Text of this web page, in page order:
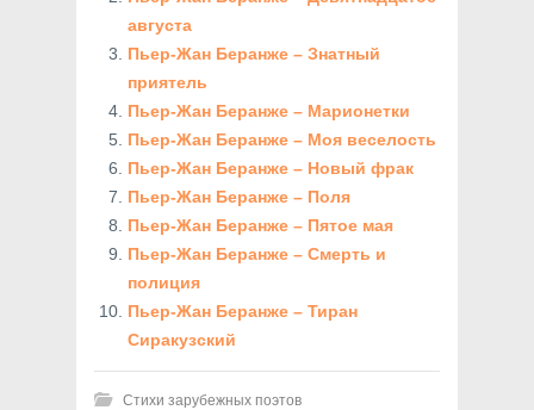
августа
Пьер-Жан Беранже – Знатный
приятель
Пьер-Жан Беранже – Марионетки
Пьер-Жан Беранже – Моя веселость
Пьер-Жан Беранже – Новый фрак
Пьер-Жан Беранже – Поля
Пьер-Жан Беранже – Пятое мая
Пьер-Жан Беранже – Смерть и
полиция
Пьер-Жан Беранже – Тиран
Сиракузский
Стихи зарубежных поэтов